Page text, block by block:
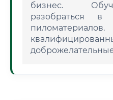
бизнес.
разобраться в